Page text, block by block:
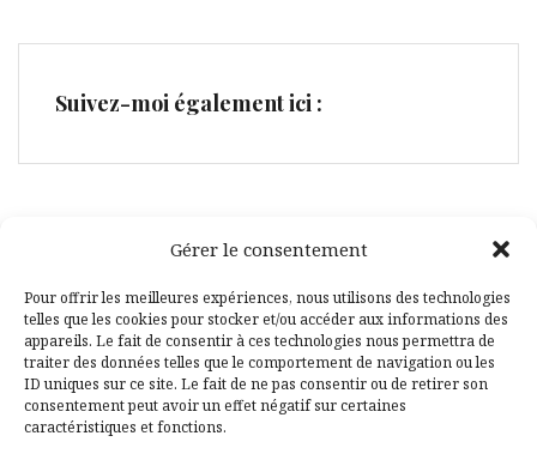
Gérer le consentement
Pour offrir les meilleures expériences, nous utilisons des technologies
telles que les cookies pour stocker et/ou accéder aux informations des
appareils. Le fait de consentir à ces technologies nous permettra de
traiter des données telles que le comportement de navigation ou les
ID uniques sur ce site. Le fait de ne pas consentir ou de retirer son
consentement peut avoir un effet négatif sur certaines
caractéristiques et fonctions.
Suivez-moi également ici :
Facebook
Pinterest